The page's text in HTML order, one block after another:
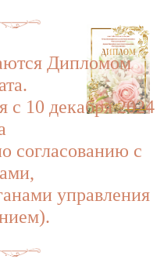
Дипломом
с 10 декабря 2024
согласованию с
управления